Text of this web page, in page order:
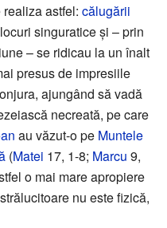
astfel: călugării
singuratice și – prin
– se ridicau la un înalt
presus de impresiile
ajungând să vadă
necreată, pe care
au văzut-o pe Muntele
(Matei 17, 1-8; Marcu 9,
o mai mare apropiere
nu este fizică,